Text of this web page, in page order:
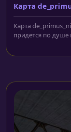
Карта
Карта
придется по душе